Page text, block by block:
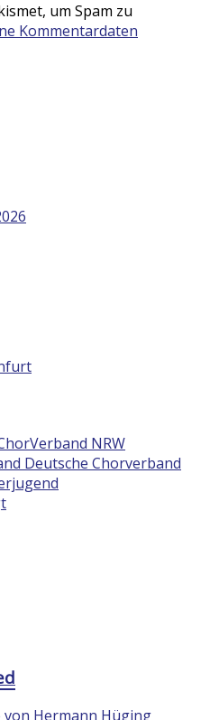
um Spam zu
Kommentardaten
NRW
Deutsche Chorverband
von Hermann Hüging